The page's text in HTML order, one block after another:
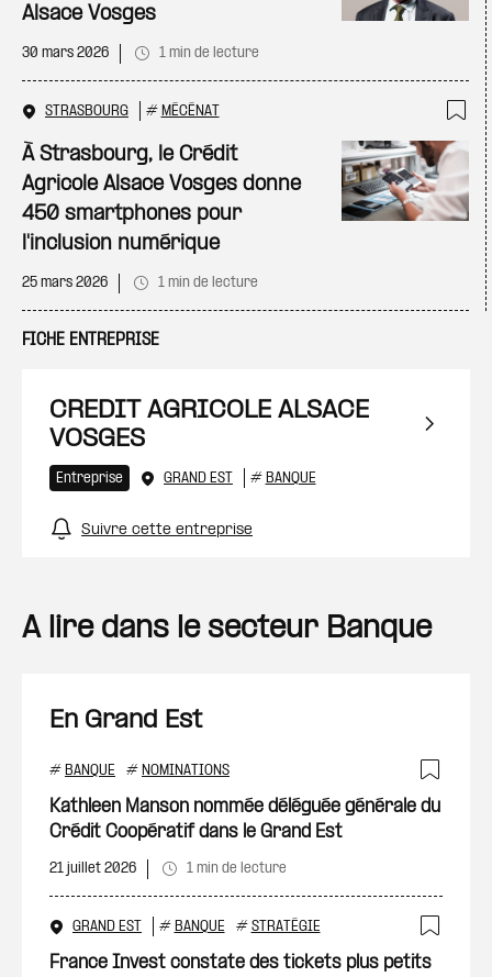
Alsace Vosges
30 mars 2026 1 min de lecture
STRASBOURG # MÉCÉNAT
À Strasbourg, le Crédit
Agricole Alsace Vosges donne
450 smartphones pour
l'inclusion numérique
25 mars 2026 1 min de lecture
FICHE ENTREPRISE
CREDIT AGRICOLE ALSACE
VOSGES
Entreprise GRAND EST # BANQUE
Suivre cette entreprise
A lire dans le secteur Banque
En Grand Est
# BANQUE # NOMINATIONS
Kathleen Manson nommée déléguée générale du
Crédit Coopératif dans le Grand Est
21 juillet 2026 1 min de lecture
GRAND EST # BANQUE # STRATÉGIE
France Invest constate des tickets plus petits